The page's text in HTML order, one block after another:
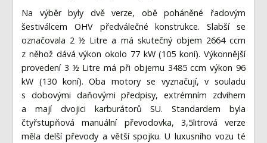
Na výběr byly dvě verze, obě poháněné řadovým
šestiválcem OHV předválečné konstrukce. Slabší se
označovala 2 ½ Litre a má skutečný objem 2664 ccm
z něhož dává výkon okolo 77 kW (105 koní). Výkonnější
provedení 3 ½ Litre má při objemu 3485 ccm výkon 96
kW (130 koní). Oba motory se vyznačují, v souladu
s dobovými daňovými předpisy, extrémním zdvihem
a mají dvojici karburátorů SU. Standardem byla
čtyřstupňová manuální převodovka, 3,5litrová verze
měla delší převody a větší spojku. U luxusního vozu té